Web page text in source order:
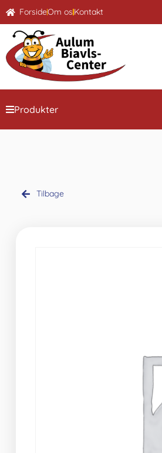
ForsideOm osKontakt
Produkter
Tilbage